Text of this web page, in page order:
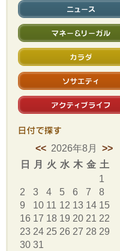
ニュース
マネー＆リーガル
カラダ
ソサエティ
アクティブライフ
日付で
探す<< 2026年8月 >>
日
月 火 水 木 金 土
1
2
3 4 5 6 7
8
9
10 11 12 13 14 15
16 17 18 19 20 21 22
23 24 25 26 27 28 29
30 31